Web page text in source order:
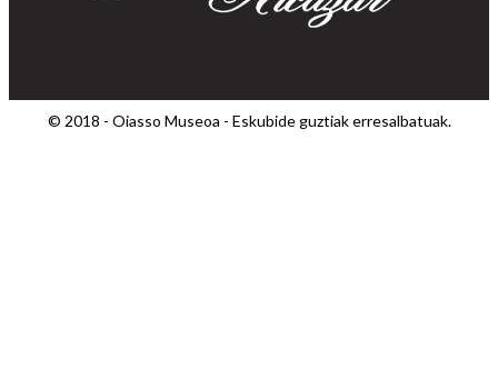
© 2018 - Oiasso Museoa - Eskubide guztiak erresalbatuak.